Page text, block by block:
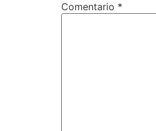
Comentario *